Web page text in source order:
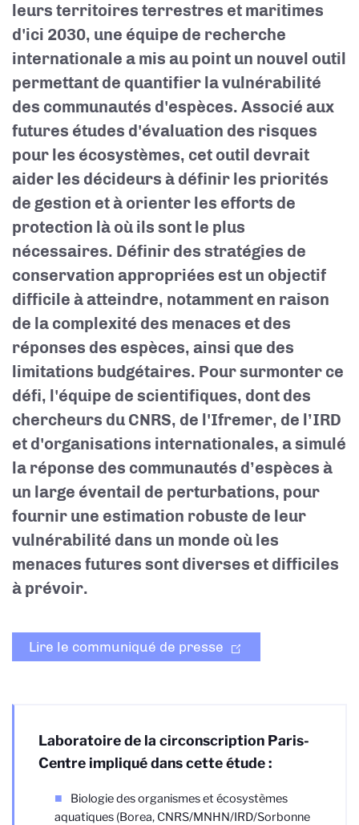
leurs territoires terrestres et maritimes
d'ici 2030, une équipe de recherche
internationale a mis au point un nouvel outil
permettant de quantifier la vulnérabilité
des communautés d'espèces. Associé aux
futures études d'évaluation des risques
pour les écosystèmes, cet outil devrait
aider les décideurs à définir les priorités
de gestion et à orienter les efforts de
protection là où ils sont le plus
nécessaires. Définir des stratégies de
conservation appropriées est un objectif
difficile à atteindre, notamment en raison
de la complexité des menaces et des
réponses des espèces, ainsi que des
limitations budgétaires. Pour surmonter ce
défi, l'équipe de scientifiques, dont des
chercheurs du CNRS, de l'Ifremer, de l’IRD
et d'organisations internationales, a simulé
la réponse des communautés d’espèces à
un large éventail de perturbations, pour
fournir une estimation robuste de leur
vulnérabilité dans un monde où les
menaces futures sont diverses et difficiles
à prévoir.
Lire le communiqué de presse
Laboratoire de la circonscription Paris-
Centre impliqué dans cette étude :
Biologie des organismes et écosystèmes
aquatiques (Borea, CNRS/MNHN/IRD/Sorbonne